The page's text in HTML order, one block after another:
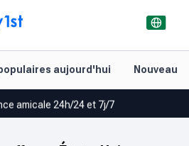
aujourd'hui
offres pour vos meilleurs jeux
amicale 24h/24 et 7j/7